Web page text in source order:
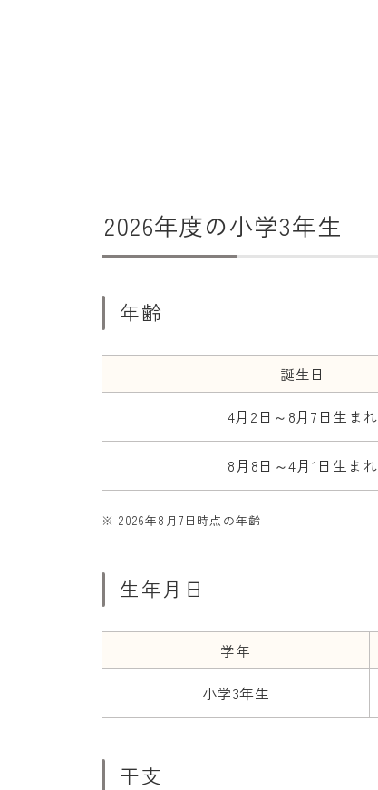
2026年度の小学3年生
年齢
誕生日
4月2日～8月7日生まれ
8月8日～4月1日生まれ
※ 2026年8月7日時点の年齢
生年月日
学年
小学3年生
干支